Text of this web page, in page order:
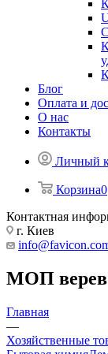
Блог
Оплата и
О нас
Контакты
Личный
Корзина0
Контактная
г. Киев
МОП
Главная
—
Хозяйственные